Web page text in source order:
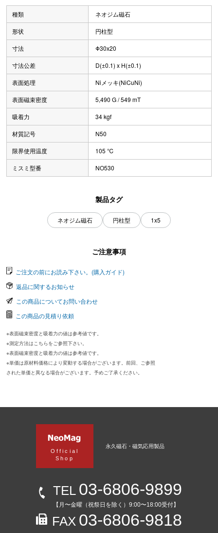
種類 ネオジム磁石
形状 円柱型
寸法 Φ30x20
寸法公差 D(±0.1) x H(±0.1)
表面処理 Niメッキ(NiCuNi)
表面磁束密度 5,490 G / 549 mT
吸着力 34 kgf
材質記号 N50
限界使用温度 105 ℃
ミスミ型番 NO530
製品タグ
ネオジム磁石 円柱型 1x5
ご注意事項
ご注文の前にお読み下さい。(購入ガイド)
返品に関するお知らせ
この商品についてお問い合わせ
この商品の見積り依頼
※表面磁束密度と吸着力の値は参考値です。
※測定方法はこちらをご参照下さい。
※表面磁束密度と吸着力の値は参考値です。
※単価は原材料価格により変動する場合がございます。前回、ご参照
された単価と異なる場合がございます。予めご了承ください。
Official
Shop
永久磁石・磁気応用製品
TEL 03-6806-9899
【月〜金曜（祝祭日を除く）9:00〜18:00受付】
FAX 03-6806-9818